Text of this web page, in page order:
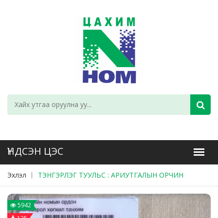
Эхлэл ТЭНГЭРЛЭГ ТУУЛЬС : АРИУТГАЛЫН ОРЧИН
5942